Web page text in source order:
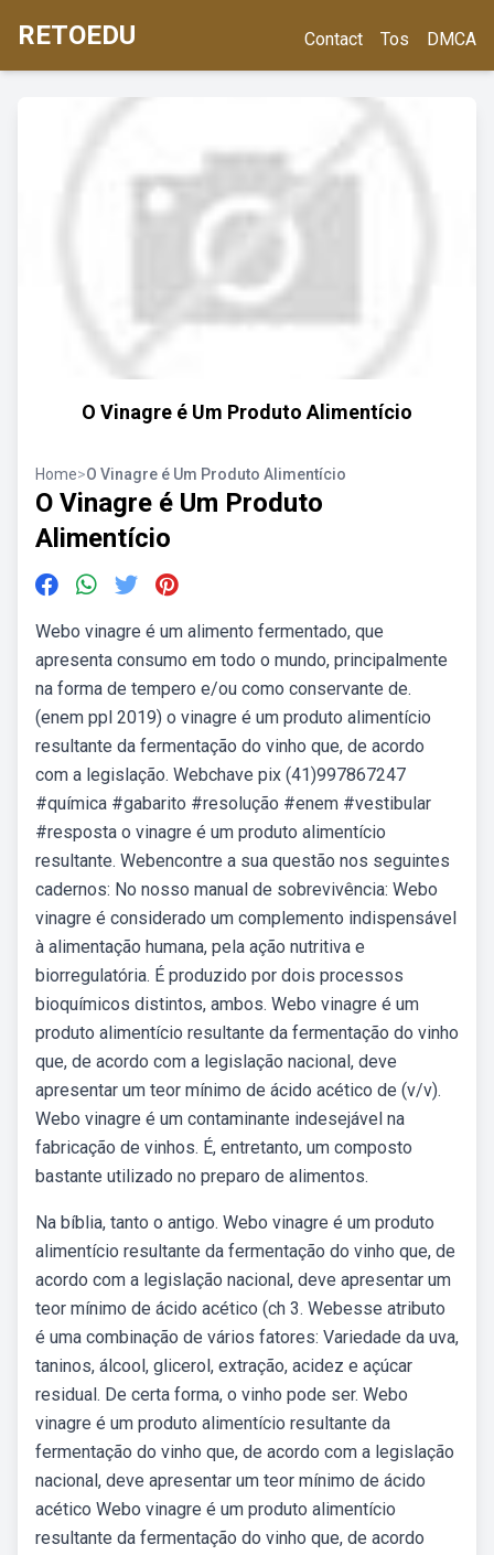
RETOEDU Contact Tos DMCA
O Vinagre é Um Produto Alimentício
Home>O Vinagre é Um Produto Alimentício
O Vinagre é Um Produto
Alimentício
Webo vinagre é um alimento fermentado, que
apresenta consumo em todo o mundo, principalmente
na forma de tempero e/ou como conservante de.
(enem ppl 2019) o vinagre é um produto alimentício
resultante da fermentação do vinho que, de acordo
com a legislação. Webchave pix (41)997867247
#química #gabarito #resolução #enem #vestibular
#resposta o vinagre é um produto alimentício
resultante. Webencontre a sua questão nos seguintes
cadernos: No nosso manual de sobrevivência: Webo
vinagre é considerado um complemento indispensável
à alimentação humana, pela ação nutritiva e
biorregulatória. É produzido por dois processos
bioquímicos distintos, ambos. Webo vinagre é um
produto alimentício resultante da fermentação do vinho
que, de acordo com a legislação nacional, deve
apresentar um teor mínimo de ácido acético de (v/v).
Webo vinagre é um contaminante indesejável na
fabricação de vinhos. É, entretanto, um composto
bastante utilizado no preparo de alimentos.
Na bíblia, tanto o antigo. Webo vinagre é um produto
alimentício resultante da fermentação do vinho que, de
acordo com a legislação nacional, deve apresentar um
teor mínimo de ácido acético (ch 3. Webesse atributo
é uma combinação de vários fatores: Variedade da uva,
taninos, álcool, glicerol, extração, acidez e açúcar
residual. De certa forma, o vinho pode ser. Webo
vinagre é um produto alimentício resultante da
fermentação do vinho que, de acordo com a legislação
nacional, deve apresentar um teor mínimo de ácido
acético Webo vinagre é um produto alimentício
resultante da fermentação do vinho que, de acordo